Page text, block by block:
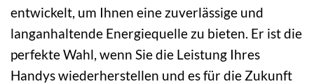
entwickelt, um Ihnen eine zuverlässige und
langanhaltende Energiequelle zu bieten. Er ist die
perfekte Wahl, wenn Sie die Leistung Ihres
Handys wiederherstellen und es für die Zukunft